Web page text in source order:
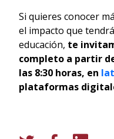
Si quieres conocer
el impacto que
educación, te
completo a partir
las 8:30 horas, en
plataformas